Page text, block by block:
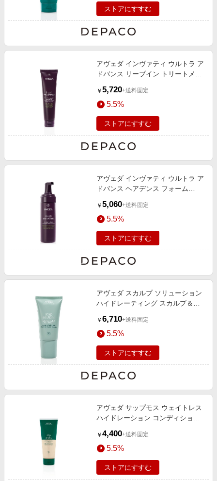
ストアにすすむ
アヴェダ インヴァティ ウルトラ ア
ドバンス リーブイン トリートメン
￥ 5,720+送料固定
5.5%
ストアにすすむ
アヴェダ インヴァティ ウルトラ ア
ドバンス ヘアデンス フォーム
￥ 5,060+送料固定
5.5%
ストアにすすむ
アヴェダ スカルプ ソリューション
ハイドレーティング スカルプ＆ヘ
￥ 6,710+送料固定
5.5%
ストアにすすむ
アヴェダ サップモス ウェイトレス
ハイドレーション コンディショナ
￥ 4,400+送料固定
5.5%
ストアにすすむ